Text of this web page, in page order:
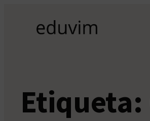
contenido
Etiqueta: